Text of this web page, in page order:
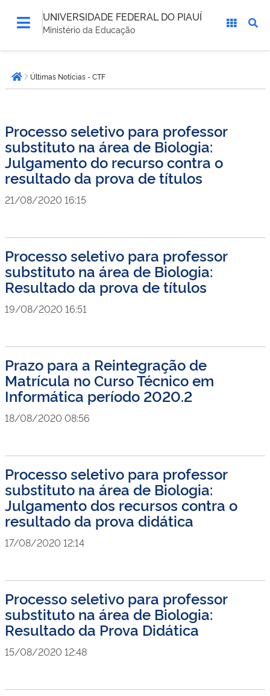
UNIVERSIDADE FEDERAL DO PIAUÍ
Ministério da Educação
está
aqui:Página inicial
Últimas Notícias - CTF
Processo seletivo para professor
substituto na área de Biologia:
Julgamento do recurso contra o
resultado da prova de títulos
21/08/2020 16:15
Processo seletivo para professor
substituto na área de Biologia:
Resultado da prova de títulos
19/08/2020 16:51
Prazo para a Reintegração de
Matrícula no Curso Técnico em
Informática período 2020.2
18/08/2020 08:56
Processo seletivo para professor
substituto na área de Biologia:
Julgamento dos recursos contra o
resultado da prova didática
17/08/2020 12:14
Processo seletivo para professor
substituto na área de Biologia:
Resultado da Prova Didática
15/08/2020 12:48